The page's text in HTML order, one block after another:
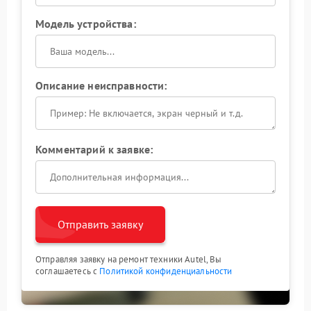
Модель устройства:
Описание неисправности:
Комментарий к заявке:
Отправить заявку
Отправляя заявку на ремонт техники Autel, Вы
соглашаетесь с Политикой конфиденциальности